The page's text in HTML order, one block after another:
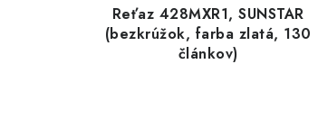
Reťaz 428MXR1, SUNSTAR
(bezkrúžok, farba zlatá, 130
článkov)